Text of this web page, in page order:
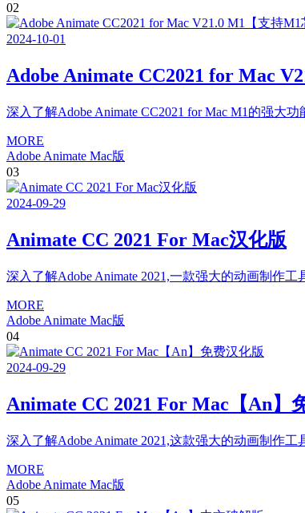
02
2024-10-01
Adobe Animate CC2021 for Mac
深入了解Adobe Animate CC2021 for Mac M1的强大
MORE
Adobe Animate Mac版
03
2024-09-29
Animate CC 2021 For Mac汉化版
深入了解Adobe Animate 2021,一款强大的动画制作
MORE
Adobe Animate Mac版
04
2024-09-29
Animate CC 2021 For Mac【An】
深入了解Adobe Animate 2021,这款强大的动画制作
MORE
Adobe Animate Mac版
05